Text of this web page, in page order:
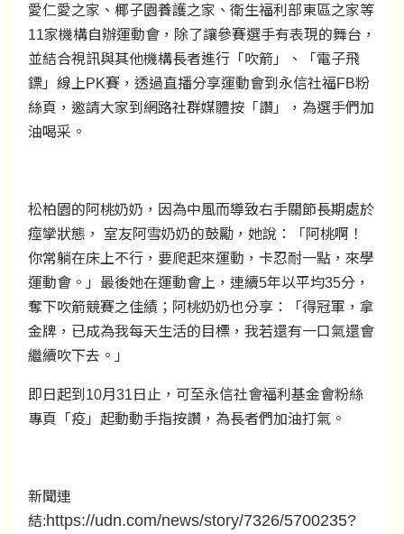
愛仁愛之家、椰子園養護之家、衛生福利部東區之家等
11家機構自辦運動會，除了讓參賽選手有表現的舞台，
並結合視訊與其他機構長者進行「吹箭」、「電子飛
鏢」線上PK賽，透過直播分享運動會到永信社福FB粉
絲頁，邀請大家到網路社群媒體按「讚」，為選手們加
油喝采。
松柏園的阿桃奶奶，因為中風而導致右手關節長期處於
痙攣狀態， 室友阿雪奶奶的鼓勵，她說：「阿桃啊！
你常躺在床上不行，要爬起來運動，卡忍耐一點，來學
運動會。」最後她在運動會上，連續5年以平均35分，
奪下吹箭競賽之佳績；阿桃奶奶也分享：「得冠軍，拿
金牌，已成為我每天生活的目標，我若還有一口氣還會
繼續吹下去。」
即日起到10月31日止，可至永信社會福利基金會粉絲
專頁「疫」起動動手指按讚，為長者們加油打氣。
新聞連
結:https://udn.com/news/story/7326/5700235?